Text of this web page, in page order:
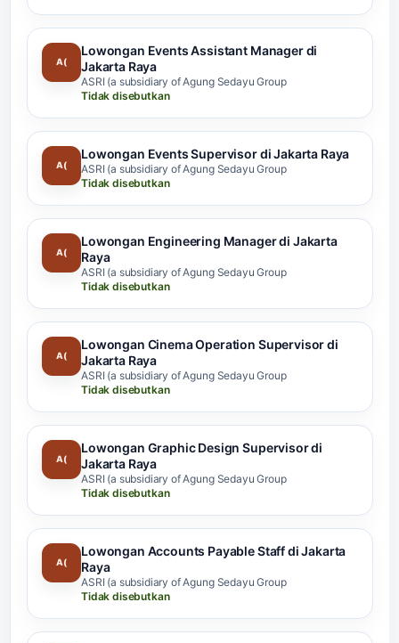
A(
Lowongan Events Assistant Manager di
Jakarta Raya
ASRI (a subsidiary of Agung Sedayu Group
Tidak disebutkan
A(
Lowongan Events Supervisor di Jakarta Raya
ASRI (a subsidiary of Agung Sedayu Group
Tidak disebutkan
A(
Lowongan Engineering Manager di Jakarta
Raya
ASRI (a subsidiary of Agung Sedayu Group
Tidak disebutkan
A(
Lowongan Cinema Operation Supervisor di
Jakarta Raya
ASRI (a subsidiary of Agung Sedayu Group
Tidak disebutkan
A(
Lowongan Graphic Design Supervisor di
Jakarta Raya
ASRI (a subsidiary of Agung Sedayu Group
Tidak disebutkan
A(
Lowongan Accounts Payable Staff di Jakarta
Raya
ASRI (a subsidiary of Agung Sedayu Group
Tidak disebutkan